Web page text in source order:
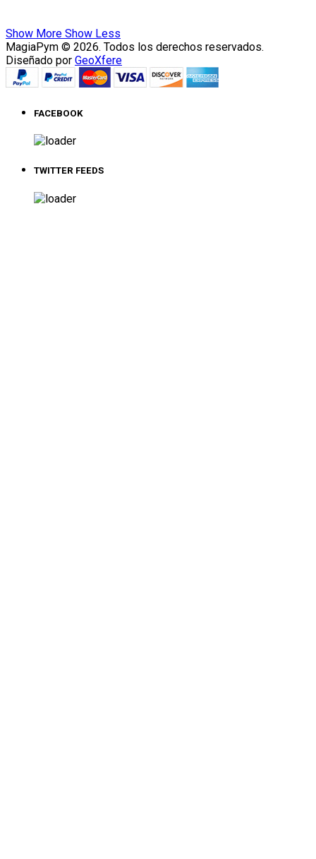
Show More Show Less
MagiaPym © 2026. Todos los derechos reservados.
Diseñado por GeoXfere
FACEBOOK
TWITTER FEEDS